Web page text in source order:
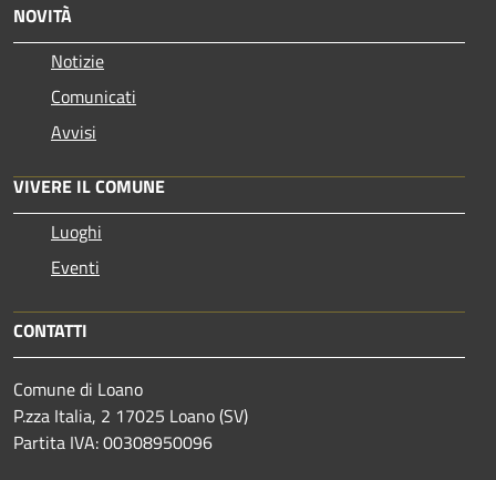
NOVITÀ
Notizie
Comunicati
Avvisi
VIVERE IL COMUNE
Luoghi
Eventi
CONTATTI
Comune di Loano
P.zza Italia, 2 17025 Loano (SV)
Partita IVA: 00308950096